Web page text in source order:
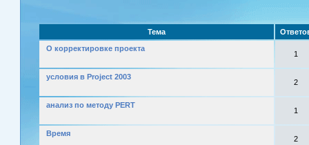
Тема
О корректировке проекта
1
условия в Project 2003
2
анализ по методу PERT
1
Время
2